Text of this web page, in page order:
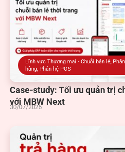
Lĩnh vực Thương mại - Chuỗi bán lẻ,
hàng, Phân hệ POS
Case-study: Tối ưu quản trị
với MBW Next
30/07/2026